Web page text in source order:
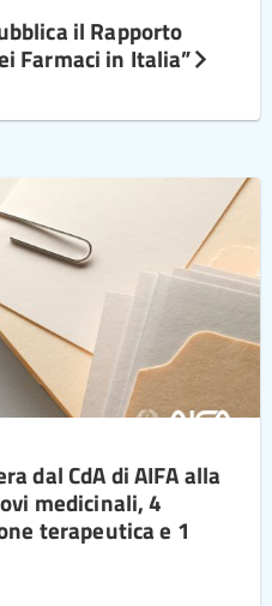
il Rapporto
Farmaci in Italia”
dal CdA di AIFA alla
medicinali, 4
terapeutica e 1